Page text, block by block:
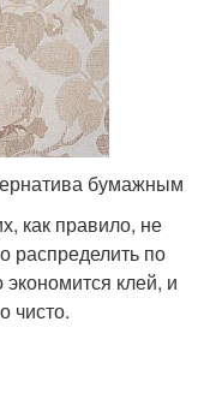
бумажным
как правило, не
распределить по
экономится клей, и
чисто.